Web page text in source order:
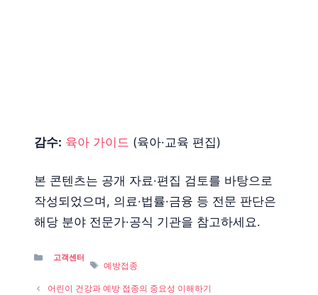
감수: 육아 가이드 (육아·교육 편집)
본 콘텐츠는 공개 자료·편집 검토를 바탕으로
작성되었으며, 의료·법률·금융 등 전문 판단은
해당 분야 전문가·공식 기관을 참고하세요.
Categories
고객센터
Tags
예방접종
어린이 건강과 예방 접종의 중요성 이해하기